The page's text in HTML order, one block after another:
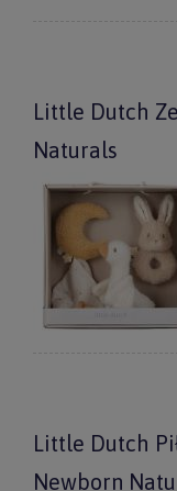
Little Dutch
Naturals
Little Dutch
Newborn